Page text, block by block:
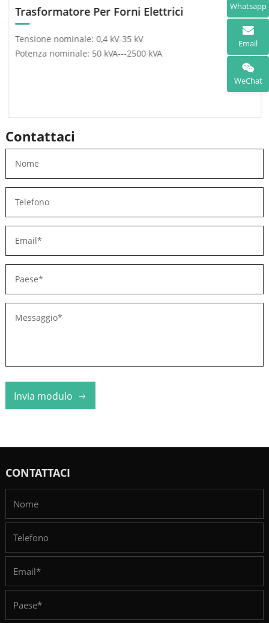
Trasformatore Per Forni Elettrici
Tensione nominale: 0,4 kV-35 kV
Potenza nominale: 50 kVA---2500 kVA
Contattaci
Invia modulo
CONTATTACI
Whatsapp
Email
WeChat